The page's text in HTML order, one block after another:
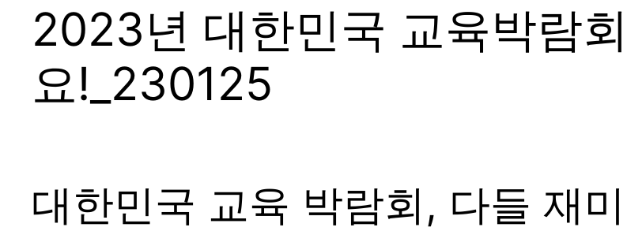
2023년 대한민국 교육박람
요!_230125
대한민국 교육 박람회, 다들 재